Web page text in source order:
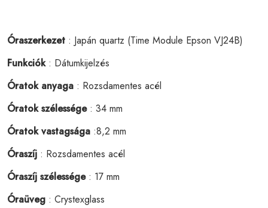
Óraszerkezet : Japán quartz (Time Module Epson VJ24B)
Funkciók: Dátumkijelzés
Óratok anyaga : Rozsdamentes acél
Óratok szélessége: 34 mm
Óratok vastagsága :8,2 mm
Óraszíj : Rozsdamentes acél
Óraszíj szélessége: 17 mm
Óraüveg : Crystexglass